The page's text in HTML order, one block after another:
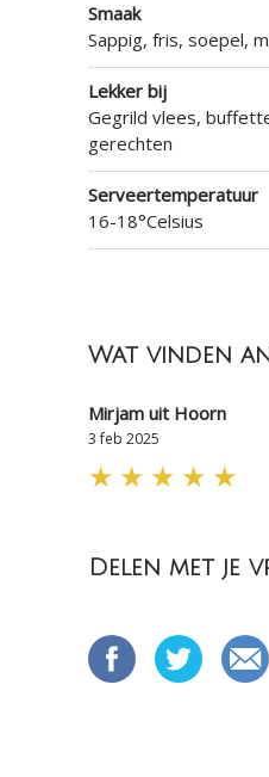
Smaak
Sappig, fris, soepel,
Lekker bij
Gegrild vlees,
gerechten
Serveertemperatuur
16-18°Celsius
Wat vinden
Mirjam uit Hoorn
3 feb 2025
★ ★ ★ ★ ★
Delen met je